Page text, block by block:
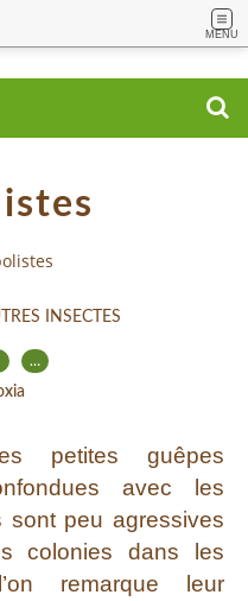
MENU
INSECTES
…
petites guêpes
avec les
sont peu agressives
colonies dans les
remarque leur